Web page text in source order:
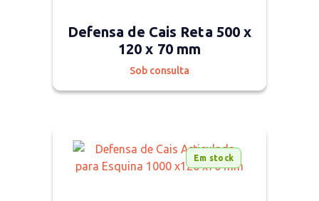
Defensa de Cais Reta 500 x
120 x 70 mm
Sob consulta
Em stock